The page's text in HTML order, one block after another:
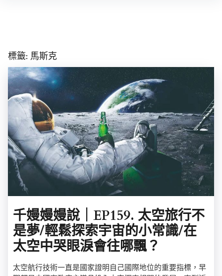
標籤: 馬斯克
千嫚嫚嫚說｜EP159. 太空旅行不
是夢/輕鬆探索宇宙的小常識/在
太空中哭眼淚會往哪飄？
太空航行技術一直是國家證明自己國際地位的重要指標，早